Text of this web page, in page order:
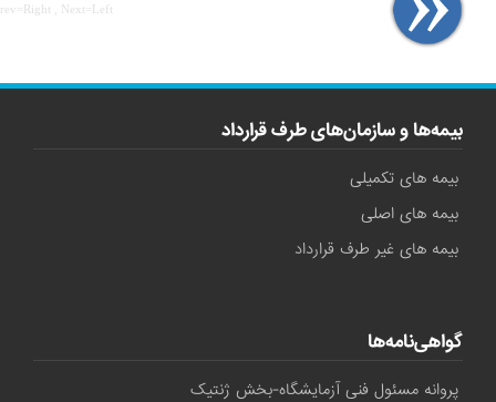
, Next=Left
بیمه‌ها و سازمان‌های طرف قرارداد
بیمه های تکمیلی
بیمه های اصلی
بیمه های غیر طرف قرارداد
گواهی‌نامه‌ها
پروانه مسئول فنی آزمایشگاه-بخش ژنتیک